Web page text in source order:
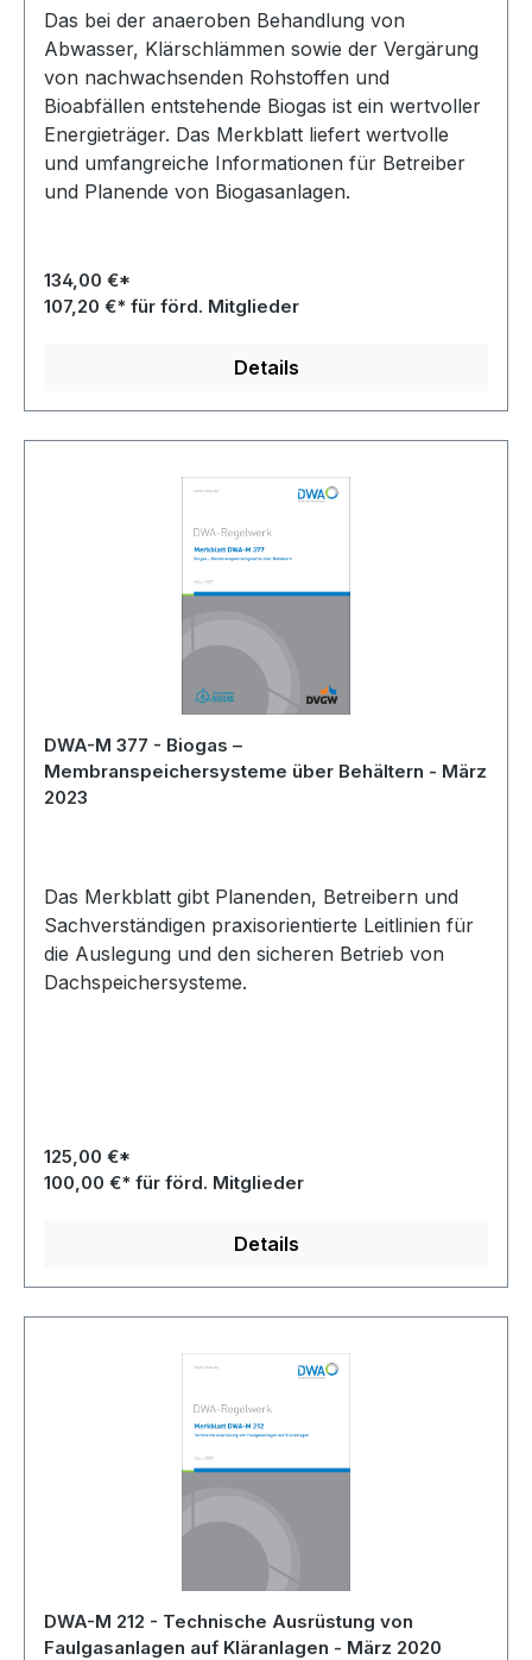
Das bei der anaeroben Behandlung von
Abwasser, Klärschlämmen sowie der Vergärung
von nachwachsenden Rohstoffen und
Bioabfällen entstehende Biogas ist ein wertvoller
Energieträger. Das Merkblatt liefert wertvolle
und umfangreiche Informationen für Betreiber
und Planende von Biogasanlagen.
134,00 €*
107,20 €* für förd. Mitglieder
Details
DWA-M 377 - Biogas –
Membranspeichersysteme über Behältern - März
2023
Das Merkblatt gibt Planenden, Betreibern und
Sachverständigen praxisorientierte Leitlinien für
die Auslegung und den sicheren Betrieb von
Dachspeichersysteme.
125,00 €*
100,00 €* für förd. Mitglieder
Details
DWA-M 212 - Technische Ausrüstung von
Faulgasanlagen auf Kläranlagen - März 2020